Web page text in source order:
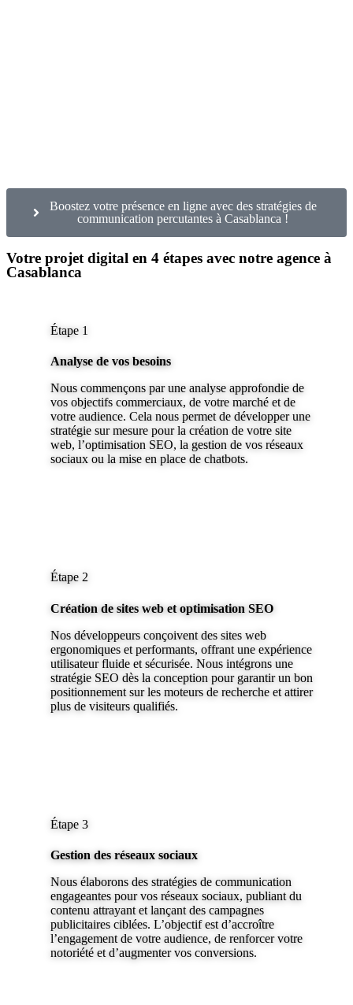
Boostez votre présence en ligne avec des stratégies de
communication percutantes à Casablanca !
Votre projet digital en 4 étapes avec notre agence à
Casablanca
Étape 1
Analyse de vos besoins
Nous commençons par une analyse approfondie de
vos objectifs commerciaux, de votre marché et de
votre audience. Cela nous permet de développer une
stratégie sur mesure pour la création de votre site
web, l’optimisation SEO, la gestion de vos réseaux
sociaux ou la mise en place de chatbots.
Étape 2
Création de sites web et optimisation SEO
Nos développeurs conçoivent des sites web
ergonomiques et performants, offrant une expérience
utilisateur fluide et sécurisée. Nous intégrons une
stratégie SEO dès la conception pour garantir un bon
positionnement sur les moteurs de recherche et attirer
plus de visiteurs qualifiés.
Étape 3
Gestion des réseaux sociaux
Nous élaborons des stratégies de communication
engageantes pour vos réseaux sociaux, publiant du
contenu attrayant et lançant des campagnes
publicitaires ciblées. L’objectif est d’accroître
l’engagement de votre audience, de renforcer votre
notoriété et d’augmenter vos conversions.